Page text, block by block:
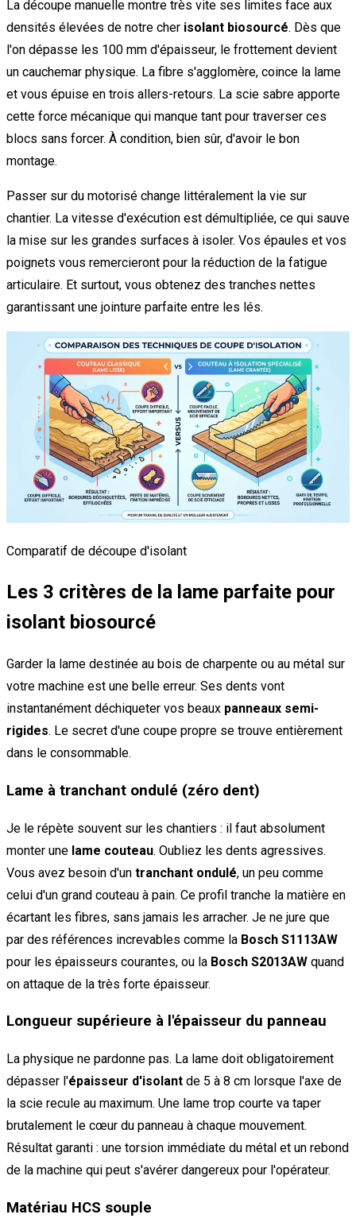
La découpe manuelle montre très vite ses limites face aux
densités élevées de notre cher isolant biosourcé. Dès que
l'on dépasse les 100 mm d'épaisseur, le frottement devient
un cauchemar physique. La fibre s'agglomère, coince la lame
et vous épuise en trois allers-retours. La scie sabre apporte
cette force mécanique qui manque tant pour traverser ces
blocs sans forcer. À condition, bien sûr, d'avoir le bon
montage.
Passer sur du motorisé change littéralement la vie sur
chantier. La vitesse d'exécution est démultipliée, ce qui sauve
la mise sur les grandes surfaces à isoler. Vos épaules et vos
poignets vous remercieront pour la réduction de la fatigue
articulaire. Et surtout, vous obtenez des tranches nettes
garantissant une jointure parfaite entre les lés.
Comparatif de découpe d'isolant
Les 3 critères de la lame parfaite pour
isolant biosourcé
Garder la lame destinée au bois de charpente ou au métal sur
votre machine est une belle erreur. Ses dents vont
instantanément déchiqueter vos beaux panneaux semi-
rigides. Le secret d'une coupe propre se trouve entièrement
dans le consommable.
Lame à tranchant ondulé (zéro dent)
Je le répète souvent sur les chantiers : il faut absolument
monter une lame couteau. Oubliez les dents agressives.
Vous avez besoin d'un tranchant ondulé, un peu comme
celui d'un grand couteau à pain. Ce profil tranche la matière en
écartant les fibres, sans jamais les arracher. Je ne jure que
par des références increvables comme la Bosch S1113AW
pour les épaisseurs courantes, ou la Bosch S2013AW quand
on attaque de la très forte épaisseur.
Longueur supérieure à l'épaisseur du panneau
La physique ne pardonne pas. La lame doit obligatoirement
dépasser l'épaisseur d'isolant de 5 à 8 cm lorsque l'axe de
la scie recule au maximum. Une lame trop courte va taper
brutalement le cœur du panneau à chaque mouvement.
Résultat garanti : une torsion immédiate du métal et un rebond
de la machine qui peut s'avérer dangereux pour l'opérateur.
Matériau HCS souple